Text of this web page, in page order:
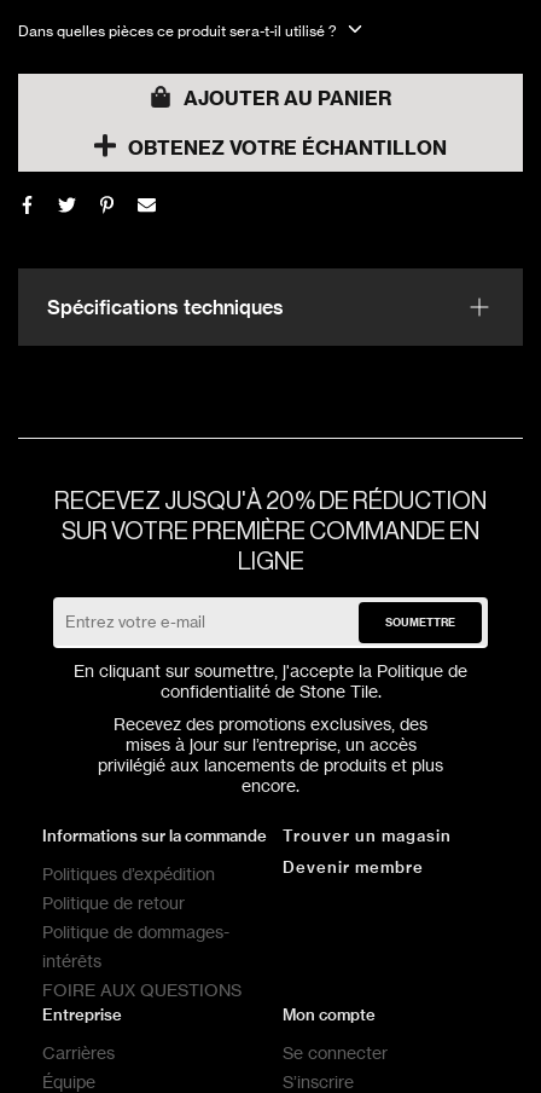
Dans quelles pièces ce produit sera-t-il utilisé ?
AJOUTER AU PANIER
OBTENEZ VOTRE ÉCHANTILLON
Spécifications techniques
RECEVEZ JUSQU'À 20% DE RÉDUCTION
SUR VOTRE PREMIÈRE COMMANDE EN
LIGNE
En cliquant sur soumettre, j'accepte la Politique de
confidentialitéde Stone Tile.
SOUMETTRE
Recevez des promotions exclusives, des
mises à jour sur l’entreprise, un accès
privilégié aux lancements de produits et plus
encore.
Trouver un magasin
Devenir membre
Informations sur la commande
Politiques d’expédition
Politique de retour
Politique de dommages-
intérêts
FOIRE AUX QUESTIONS
Entreprise
Carrières
Équipe
Mon compte
Se connecter
S’inscrire